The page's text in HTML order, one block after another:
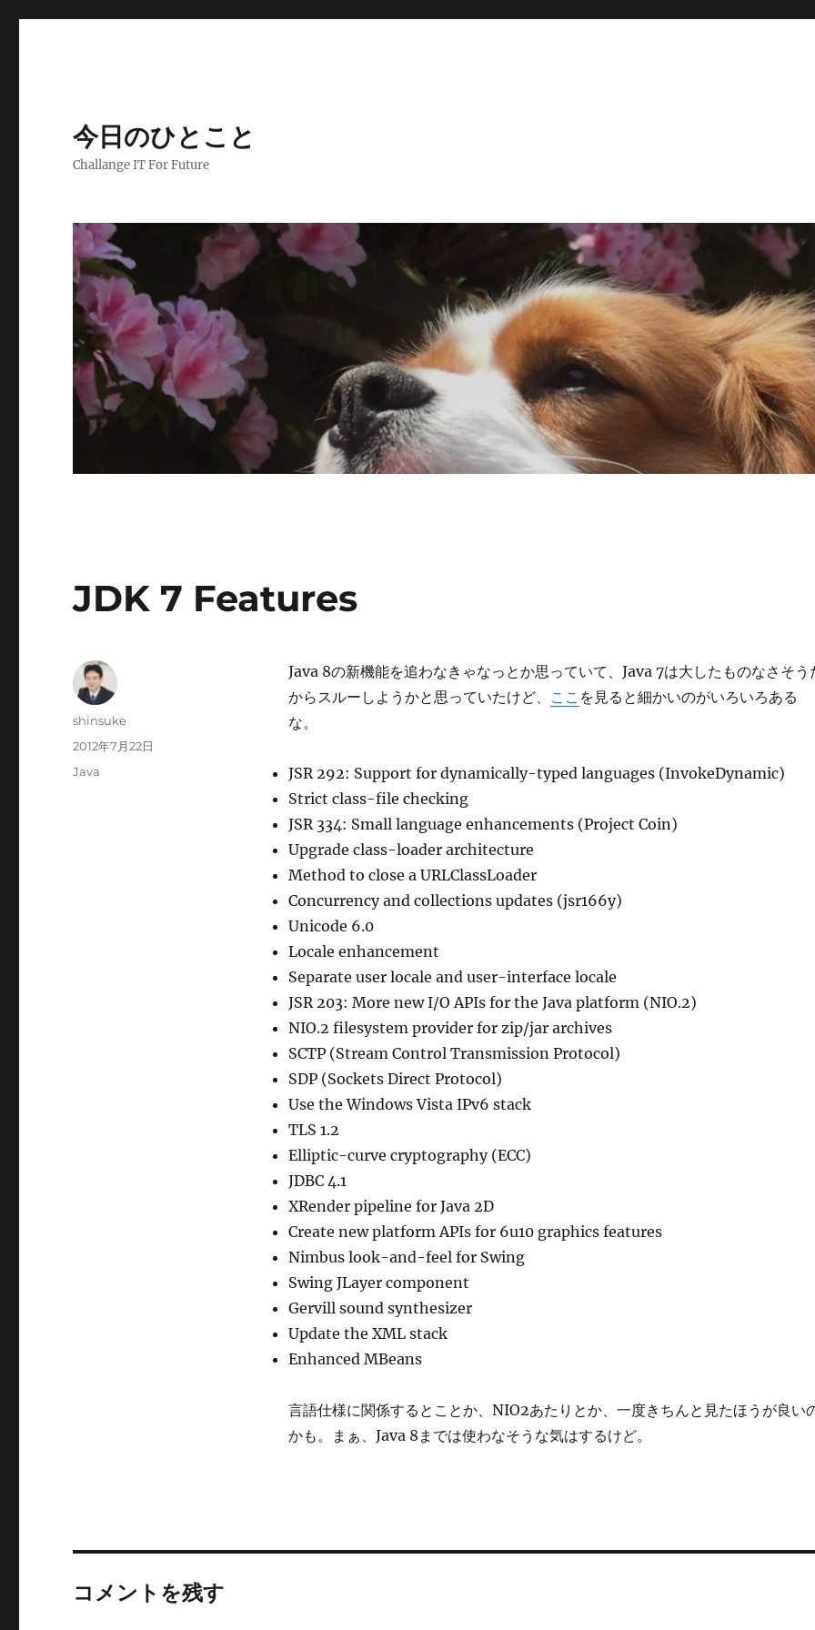
今日のひとこと
Challange IT For Future
JDK 7 Features
Java 8の新機能を追わなきゃなっとか思っていて、Java 7は大したものなさそう
からスルーしようかと思っていたけど、
ここ を見ると細かいのがいろいろある
な。
JSR 292: Support for dynamically-typed languages (InvokeDynamic)
Strict class-file checking
JSR 334: Small language enhancements (Project Coin)
Upgrade class-loader architecture
Method to close a URLClassLoader
Concurrency and collections updates (jsr166y)
Unicode 6.0
Locale enhancement
Separate user locale and user-interface locale
JSR 203: More new I/O APIs for the Java platform (NIO.2)
NIO.2 filesystem provider for zip/jar archives
SCTP (Stream Control Transmission Protocol)
SDP (Sockets Direct Protocol)
Use the Windows Vista IPv6 stack
TLS 1.2
Elliptic-curve cryptography (ECC)
JDBC 4.1
XRender pipeline for Java 2D
Create new platform APIs for 6u10 graphics features
Nimbus look-and-feel for Swing
Swing JLayer component
Gervill sound synthesizer
Update the XML stack
Enhanced MBeans
言語仕様に関係するとことか、NIO2あたりとか、一度きちんと見たほうが良い
かも。まぁ、Java 8までは使わなそうな気はするけど。
投
shinsuke
投
2012年7月22日
カ
Java
コメントを残す